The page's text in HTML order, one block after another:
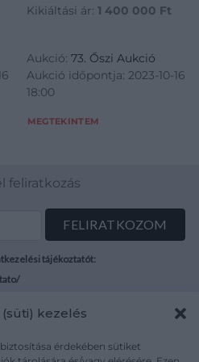
(süti) kezelés
érdekében sütiket
Kikiáltási ár: 1 400 000 Ft
Aukció: 73. Őszi Aukció
Aukció időpontja: 2023-10-16
18:00
MEGTEKINTEM
feliratkozás
tájékoztatót:
Áraink
ÁSZF